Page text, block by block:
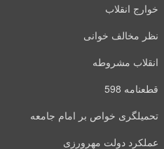
خوارج انقلاب
نظر مخالف خوانی
انقلاب مشروطه
قطعنامه 598
تحمیلگری خواص بر امام جامعه
عملکرد دولت مهرورزی